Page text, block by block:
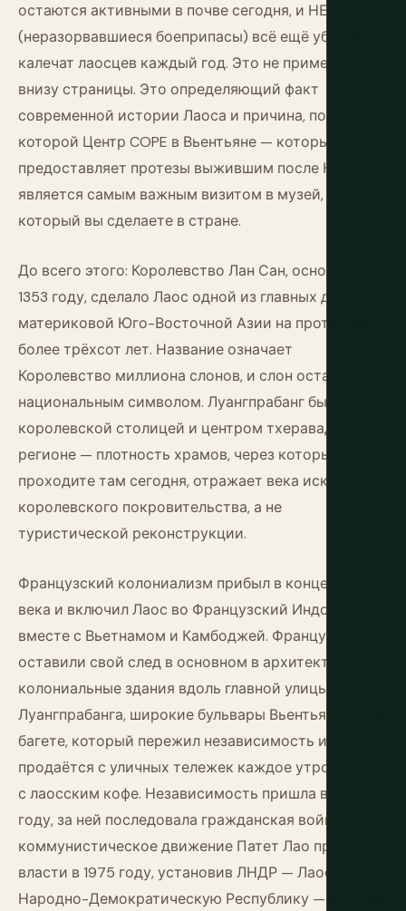
остаются активными в почве сегодня, и НЕСО
(неразорвавшиеся боеприпасы) всё ещё убивают и
калечат лаосцев каждый год. Это не примечание
внизу страницы. Это определяющий факт
современной истории Лаоса и причина, по
которой Центр COPE в Вьентьяне — который
предоставляет протезы выжившим после НЕСО —
является самым важным визитом в музей,
который вы сделаете в стране.
До всего этого: Королевство Лан Сан, основанное в
1353 году, сделало Лаос одной из главных держав
материковой Юго-Восточной Азии на протяжении
более трёхсот лет. Название означает
Королевство миллиона слонов, и слон остаётся
национальным символом. Луангпрабанг был
королевской столицей и центром тхеравады в
регионе — плотность храмов, через которые вы
проходите там сегодня, отражает века искреннего
королевского покровительства, а не
туристической реконструкции.
Французский колониализм прибыл в конце XIX
века и включил Лаос во Французский Индокитай
вместе с Вьетнамом и Камбоджей. Французы
оставили свой след в основном в архитектуре —
колониальные здания вдоль главной улицы
Луангпрабанга, широкие бульвары Вьентьяна — и в
багете, который пережил независимость и всё ещё
продаётся с уличных тележек каждое утро вместе
с лаосским кофе. Независимость пришла в 1953
году, за ней последовала гражданская война, и
коммунистическое движение Патет Лао пришло к
власти в 1975 году, установив ЛНДР — Лаосскую
Народно-Демократическую Республику — которая